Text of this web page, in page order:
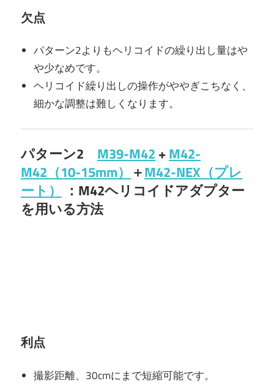
欠点
パターン2よりもヘリコイドの繰り出し量はや
や少なめです。
ヘリコイド繰り出しの操作がややぎこちなく、
細かな調整は難しくなります。
パターン2 M39-M42 +M42-
M42（10-15mm） ＋M42-NEX（プレ
ート）
：M42ヘリコイドアダプター
を用いる方法
利点
撮影距離、30cmにまで短縮可能です。